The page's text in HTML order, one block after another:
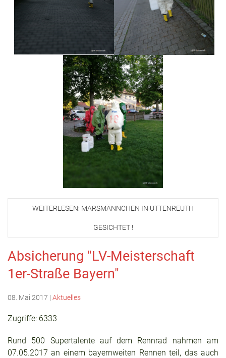
WEITERLESEN: MARSMÄNNCHEN IN UTTENREUTH
GESICHTET !
Absicherung "LV-Meisterschaft
1er-Straße Bayern"
08. Mai 2017 | Aktuelles
Zugriffe: 6333
Rund 500 Supertalente auf dem Rennrad nahmen am
07.05.2017 an einem bayernweiten Rennen teil, das auch